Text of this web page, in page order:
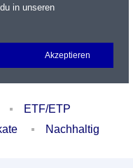
Login
ETF/ETP
Nachhaltig
in unseren
Akzeptieren